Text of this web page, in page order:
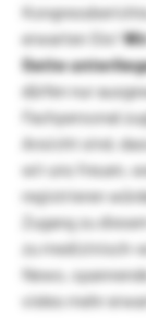
erwarten Sie!
Seite
dürfen nur
Fachpersonal
Ansicht sind,
wir uns freuen,
registrieren
Zugang zu
zu medizinisch-
News,
vieles mehr